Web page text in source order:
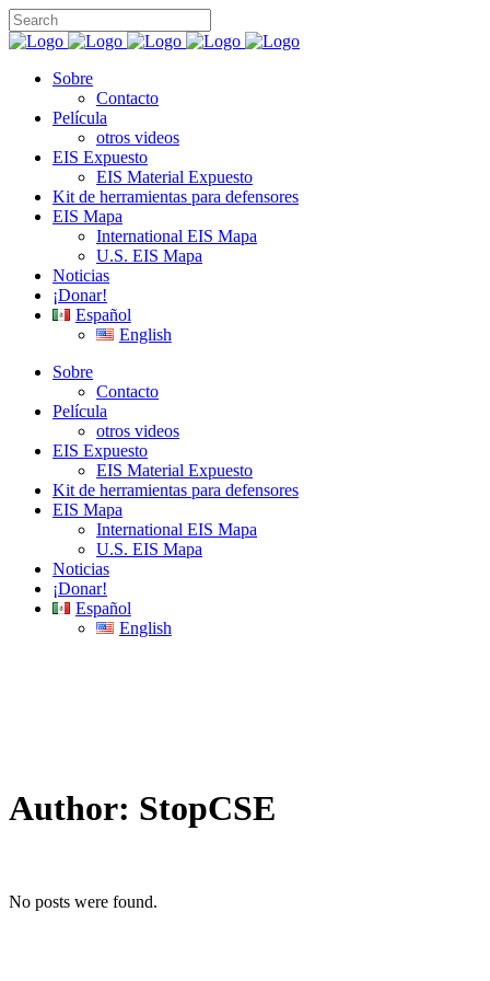
Sobre
Contacto
Película
otros videos
EIS Expuesto
EIS Material Expuesto
Kit de herramientas para defensores
EIS Mapa
International EIS Mapa
U.S. EIS Mapa
Noticias
¡Donar!
Español
English
Sobre
Contacto
Película
otros videos
EIS Expuesto
EIS Material Expuesto
Kit de herramientas para defensores
EIS Mapa
International EIS Mapa
U.S. EIS Mapa
Noticias
¡Donar!
Español
English
Author: StopCSE
No posts were found.